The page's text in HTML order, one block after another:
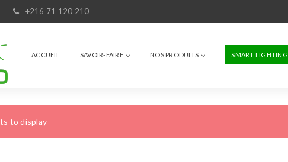
+216 71 120 210
ACCUEIL SAVOIR-FAIRE NOS PRODUITS SMART LIGHTING
to display